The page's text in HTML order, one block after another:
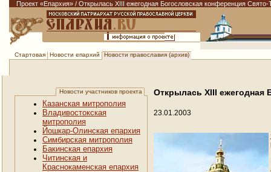
Проект «Епархия» / Открылась XIII ежегодная Богословская конференция
Стартовая Новости епархий Новости православия (архив)
Новости участников проекта
Казанская митрополия
Владивостокская
митрополия
Йошкар-Олинская епархия
Симбирская митрополия
Бакинская епархия
Читинская и
Краснокаменская епархия
Открылась XIII ежегодная
23.01.2003